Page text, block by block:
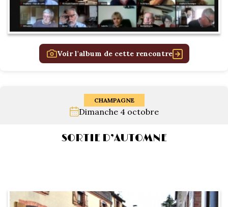
Voir l'album de cette rencontre
CHAMPAGNE
Dimanche 4 octobre
SORTIE D’AUTOMNE